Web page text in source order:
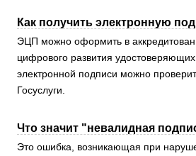
Как получить электронную
ЭЦП можно оформить в
цифрового развития
электронной подписи можно
Госуслуги.
Что значит "невалидная
Это ошибка, возникающая при